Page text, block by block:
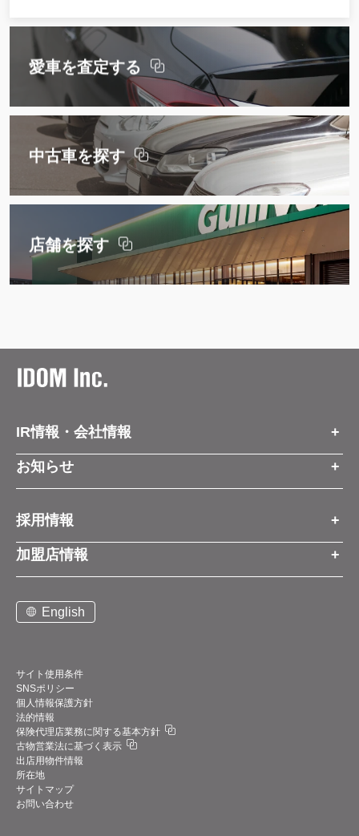
愛車を査定する
中古車を探す
店舗を探す
IR情報・会社情報
IR情報トップ
会社情報
お知らせ
経営方針
事業展開
中期経営計画
デジタルトランスフォーメーション（DX）
業績・財務情報
四半期データ
直近決算のポイント
お知らせ
プレスリリース
コーポレートブログ
お問い合わせ
採用情報
採用情報トップ
新卒営業職
中途営業職
新卒・中途アフターサービス職
アルバイト
加盟店情報
ご契約までの流れと費用
仕組みメリット
加盟店紹介
お問い合わせ
サポート体制
English
サイト使用条件
SNSポリシー
個人情報保護方針
法的情報
保険代理店業務に関する基本方針
古物営業法に基づく表示
出店用物件情報
所在地
サイトマップ
お問い合わせ